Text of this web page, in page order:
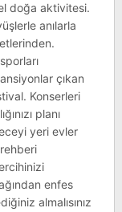
doğa aktivitesi.
anılarla
çıkan
Konserleri
planı
yeri evler
enfes
almalısınız